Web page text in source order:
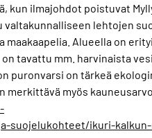
kun ilmajohdot poistuvat
lehtojen
maakaapelia. Alueella on
tavattu mm. harvinaista
puronvarsi on tärkeä
merkittävä myös
suojelukohteet/ikuri-